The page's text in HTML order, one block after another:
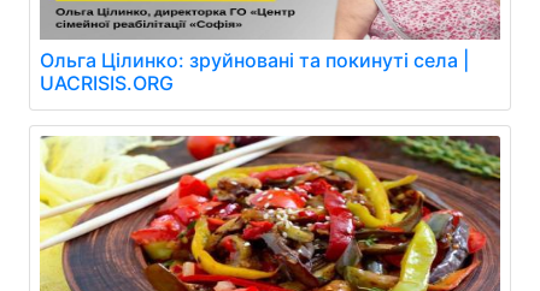
Ольга Цілинко: зруйновані та покинуті села |
UACRISIS.ORG